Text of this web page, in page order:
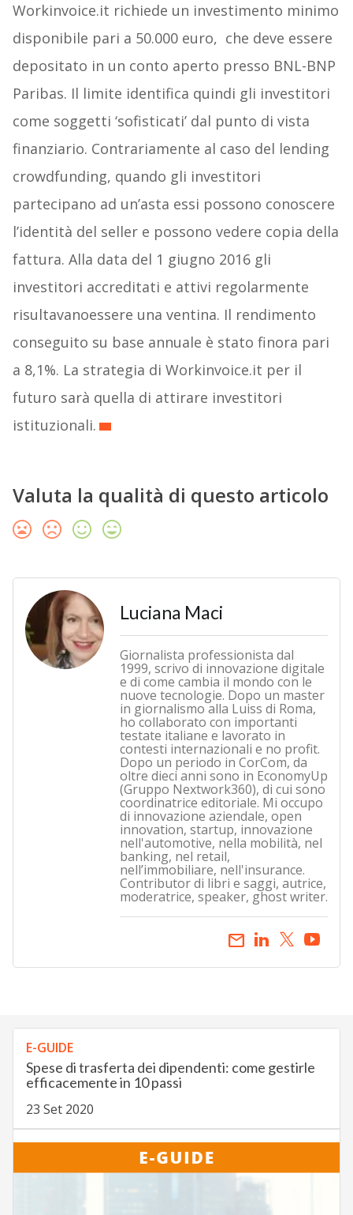
Workinvoice.it richiede un investimento minimo
disponibile pari a 50.000 euro, che deve essere
depositato in un conto aperto presso BNL-BNP
Paribas. Il limite identifica quindi gli investitori
come soggetti ‘sofisticati’ dal punto di vista
finanziario. Contrariamente al caso del lending
crowdfunding, quando gli investitori
partecipano ad un’asta essi possono conoscere
l’identità del seller e possono vedere copia della
fattura. Alla data del 1 giugno 2016 gli
investitori accreditati e attivi regolarmente
risultavanoessere una ventina. Il rendimento
conseguito su base annuale è stato finora pari
a 8,1%. La strategia di Workinvoice.it per il
futuro sarà quella di attirare investitori
istituzionali.
Valuta la qualità di questo articolo
Luciana Maci
Giornalista professionista dal
1999, scrivo di innovazione digitale
e di come cambia il mondo con le
nuove tecnologie. Dopo un master
in giornalismo alla Luiss di Roma,
ho collaborato con importanti
testate italiane e lavorato in
contesti internazionali e no profit.
Dopo un periodo in CorCom, da
oltre dieci anni sono in EconomyUp
(Gruppo Nextwork360), di cui sono
coordinatrice editoriale. Mi occupo
di innovazione aziendale, open
innovation, startup, innovazione
nell'automotive, nella mobilità, nel
banking, nel retail,
nell’immobiliare, nell'insurance.
Contributor di libri e saggi, autrice,
moderatrice, speaker, ghost writer.
email
E-GUIDE
Spese di trasferta dei dipendenti: come gestirle
efficacemente in 10 passi
23 Set 2020